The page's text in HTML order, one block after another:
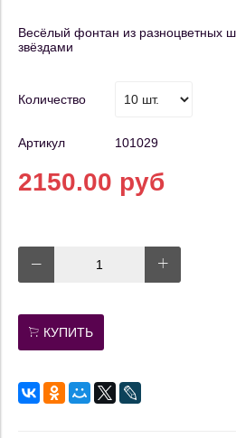
Весёлый фонтан из разноцветных
звёздами
Количество
Артикул 101029
2150.00 руб
КУПИТЬ